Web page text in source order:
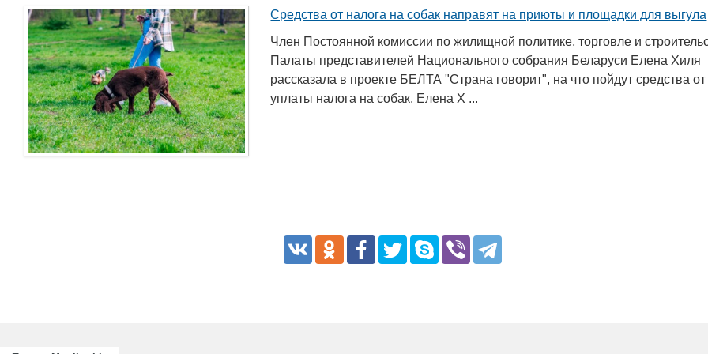
Средства от налога на собак направят на приюты и площадки для выгула
Член Постоянной комиссии по жилищной политике, торговле и
Палаты представителей Национального собрания Беларуси Елена Хиля
рассказала в проекте БЕЛТА "Страна говорит", на что пойдут средства от
уплаты налога на собак. Елена Х ...